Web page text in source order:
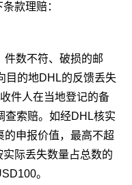
款理赔：
件数不符、破损的邮
目的地DHL的反馈丢失
件人在当地登记的备
查索赔。如经DHL核实
的申报价值，最高不超
际丢失数量占总数的
。